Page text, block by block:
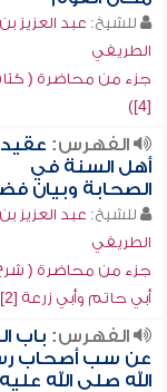
للشيخ: عبد العزيز
الطريفي
جزء من محاضرة (
[4])
الفهرس:
أهل السنة في
الصحابة وبيان
للشيخ: عبد العزيز
الطريفي
جزء من محاضرة (
أبي حاتم وأبي زرعة [2])
الفهرس: باب
عن سب أصحاب
الله صلى الله